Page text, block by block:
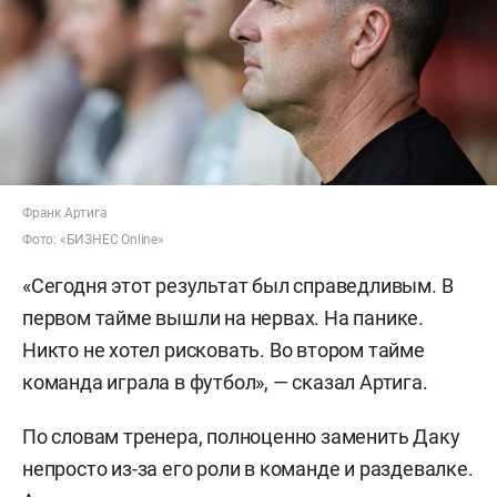
Франк Артига
Фото: «БИЗНЕС Online»
«Сегодня этот результат был справедливым. В
первом тайме вышли на нервах. На панике.
Никто не хотел рисковать. Во втором тайме
команда играла в футбол», — сказал Артига.
По словам тренера, полноценно заменить Даку
непросто из-за его роли в команде и раздевалке.